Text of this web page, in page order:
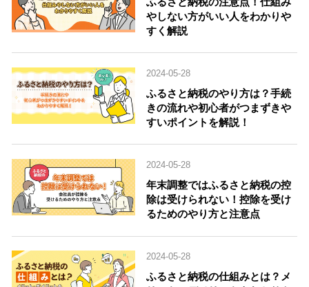
やしない方がいい人をわかりや
すく解説
2024-05-28
ふるさと納税のやり方は？手続
きの流れや初心者がつまずきや
すいポイントを解説！
2024-05-28
年末調整ではふるさと納税の控
除は受けられない！控除を受け
るためのやり方と注意点
2024-05-28
ふるさと納税の仕組みとは？メ